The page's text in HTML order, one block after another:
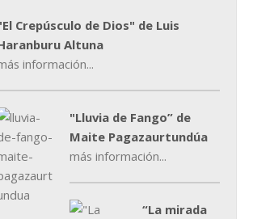
Crepúsculo de Dios" de Luis
Altuna
información...
"Lluvia de Fango” de
Maite Pagazaurtundúa
más información...
“La mirada